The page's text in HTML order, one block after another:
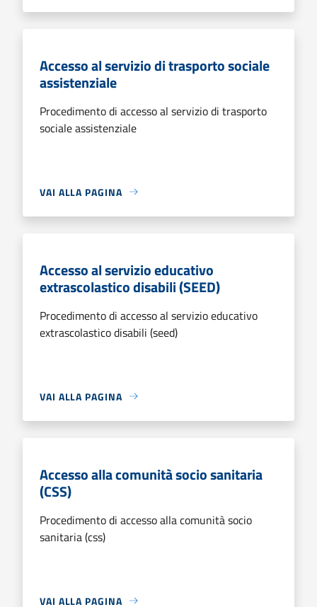
Accesso al servizio di trasporto sociale
assistenziale
Procedimento di accesso al servizio di trasporto
sociale assistenziale
VAI ALLA PAGINA
Accesso al servizio educativo
extrascolastico disabili (SEED)
Procedimento di accesso al servizio educativo
extrascolastico disabili (seed)
VAI ALLA PAGINA
Accesso alla comunità socio sanitaria
(CSS)
Procedimento di accesso alla comunità socio
sanitaria (css)
VAI ALLA PAGINA